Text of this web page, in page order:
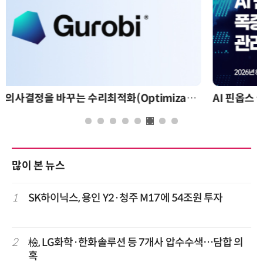
AI 핀옵스 실전 세미나: 폭증하는 AI 토큰 비용 관리 전략
많이 본 뉴스
1 SK하이닉스, 용인 Y2·청주 M17에 54조원 투자
2
檢, LG화학·한화솔루션 등 7개사 압수수색…담합 의
혹